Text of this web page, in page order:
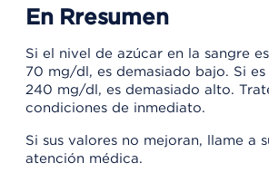
En Rresumen
Si el nivel de azúcar en la sangre
70 mg/dl, es demasiado bajo. Si es
240 mg/dl, es demasiado alto.
condiciones de inmediato.
Si sus valores no mejoran, llame a
atención médica.